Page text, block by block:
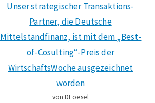
Unser strategischer Transaktions-
Partner, die Deutsche
Mittelstandfinanz, ist mit dem „Best-
of-Cosulting“-Preis der
WirtschaftsWoche ausgezeichnet
worden
von DFoesel